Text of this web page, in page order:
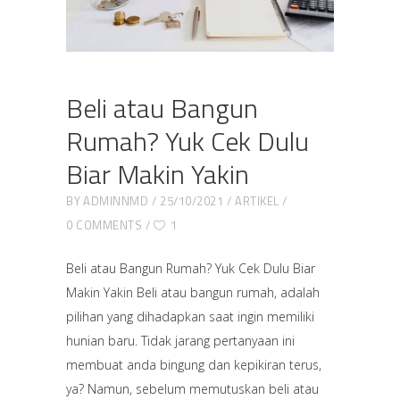
Beli atau Bangun
Rumah? Yuk Cek Dulu
Biar Makin Yakin
BYADMINNMD 25/10/2021
ARTIKEL
0 COMMENTS
1
Beli atau Bangun Rumah? Yuk Cek Dulu Biar
Makin Yakin Beli atau bangun rumah, adalah
pilihan yang dihadapkan saat ingin memiliki
hunian baru. Tidak jarang pertanyaan ini
membuat anda bingung dan kepikiran terus,
ya? Namun, sebelum memutuskan beli atau